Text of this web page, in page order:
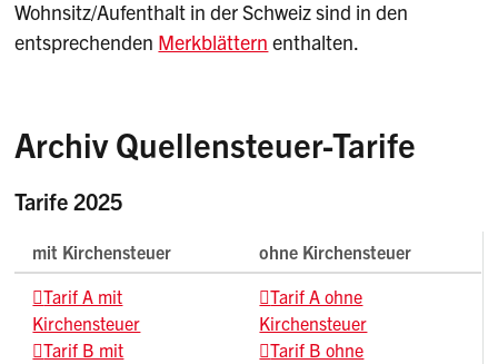
Wohnsitz/Aufenthalt in der Schweiz sind in den
entsprechenden Merkblättern enthalten.
Archiv Quellensteuer-Tarife
Tarife 2025
mit Kirchensteuer
ohne Kirchensteuer
Tarif A mit
Kirchensteuer
Tarif B mit
Tarif A ohne
Kirchensteuer
Tarif B ohne